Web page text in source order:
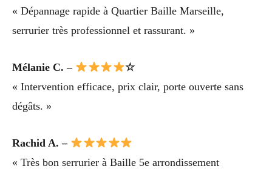
« Dépannage rapide à Quartier Baille Marseille,
serrurier très professionnel et rassurant. »
Mélanie C. –
☆
« Intervention efficace, prix clair, porte ouverte sans
dégâts. »
Rachid A. –
« Très bon serrurier à Baille 5e arrondissement